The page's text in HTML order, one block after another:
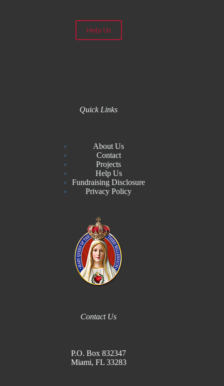
Help Us
Quick Links
About Us
Contact
Projects
Help Us
Fundraising Disclosure
Privacy Policy
Contact Us
P.O. Box 832347
Miami, FL 33283